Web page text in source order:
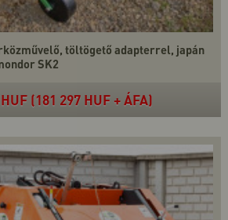
töltögető adapterrel, japán
SK2
(181 297 HUF + ÁFA)